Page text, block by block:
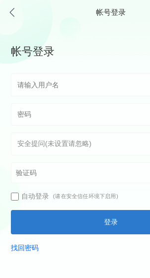
帐号登录
帐号登录
自动登录 (请在安全信任环境下启用)
登录
找回密码